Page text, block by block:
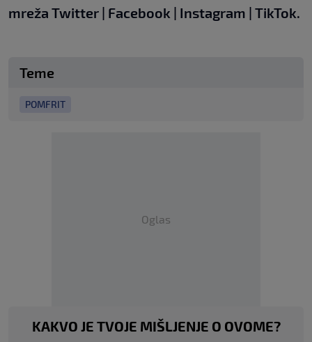
mreža Twitter | Facebook | Instagram | TikTok.
Teme
POMFRIT
Oglas
KAKVO JE TVOJE MIŠLJENJE O OVOME?